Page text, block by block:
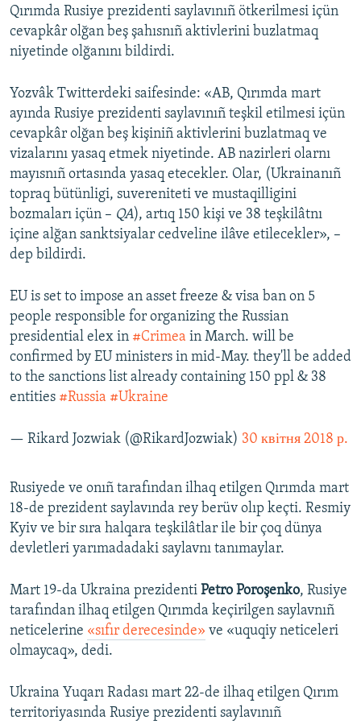
Qırımda Rusiye prezidenti saylavınıñ ötkerilmesi içün
cevapkâr olğan beş şahısnıñ aktivlerini buzlatmaq
niyetinde olğanını bildirdi.
Yozvâk Twitterdeki saifesinde: «AB, Qırımda mart
ayında Rusiye prezidenti saylavınıñ teşkil etilmesi içün
cevapkâr olğan beş kişiniñ aktivlerini buzlatmaq ve
vizalarını yasaq etmek niyetinde. AB nazirleri olarnı
mayısnıñ ortasında yasaq etecekler. Olar, (Ukrainanıñ
topraq bütünligi, suvereniteti ve mustaqilligini
bozmaları içün – QA), artıq 150 kişi ve 38 teşkilâtnı
içine alğan sanktsiyalar cedveline ilâve etilecekler», –
dep bildirdi.
EU is set to impose an asset freeze & visa ban on 5
people responsible for organizing the Russian
presidential elex in #Crimea in March. will be
confirmed by EU ministers in mid-May. they'll be added
to the sanctions list already containing 150 ppl & 38
entities #Russia #Ukraine
— Rikard Jozwiak (@RikardJozwiak) 30 квітня 2018 р.
Rusiyede ve onıñ tarafından ilhaq etilgen Qırımda mart
18-de prezident saylavında rey berüv olıp keçti. Resmiy
Kyiv ve bir sıra halqara teşkilâtlar ile bir çoq dünya
devletleri yarımadadaki saylavnı tanımaylar.
Mart 19-da Ukraina prezidenti Petro Poroşenko, Rusiye
tarafından ilhaq etilgen Qırımda keçirilgen saylavnıñ
neticelerine «sıfır derecesinde» ve «uquqiy neticeleri
olmaycaq», dedi.
Ukraina Yuqarı Radası mart 22-de ilhaq etilgen Qırım
territoriyasında Rusiye prezidenti saylavınıñ